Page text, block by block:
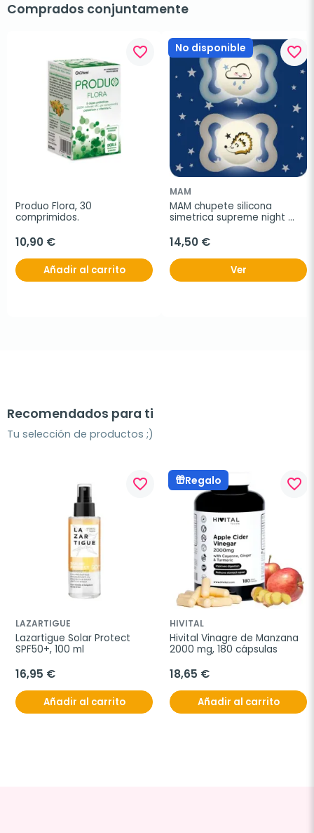
Comprados conjuntamente
favorite_border
Produo Flora, 30
comprimidos.
10,90 €
Añadir al carrito
No disponible favorite_border
MAM
MAM chupete silicona
simetrica supreme night
14,50 €
Ver
Recomendados para ti
Tu selección de productos ;)
favorite_border
LAZARTIGUE
Lazartigue Solar Protect
SPF50+, 100 ml
16,95 €
Añadir al carrito
Regalo favorite_border
HIVITAL
Hivital Vinagre de Manzana
2000 mg, 180 cápsulas
18,65 €
Añadir al carrito